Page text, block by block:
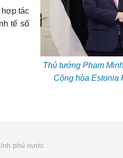
Thủ tướng Phạm
Cộng hòa Estonia
tác
tế số
phủ nước